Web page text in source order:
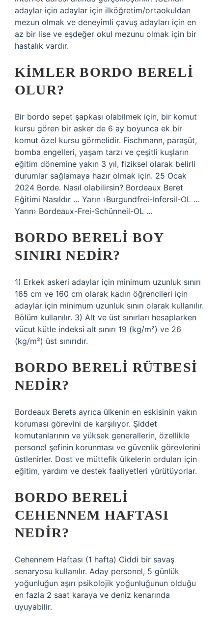
adaylar için adaylar için ilköğretim/ortaokuldan
mezun olmak ve deneyimli çavuş adayları için en
az bir lise ve eşdeğer okul mezunu olmak için bir
hastalık vardır.
KIMLER BORDO BERELI
OLUR?
Bir bordo sepet şapkası olabilmek için, bir komut
kursu gören bir asker de 6 ay boyunca ek bir
komut özel kursu görmelidir. Fischmann, paraşüt,
bomba engelleri, yaşam tarzı ve çeşitli kuşların
eğitim dönemine yakın 3 yıl, fiziksel olarak belirli
durumlar sağlamaya hazır olmak için. 25 Ocak
2024 Borde. Nasıl olabilirsin? Bordeaux Beret
Eğitimi Nasıldır … Yarın ›Burgundfrei-Infersil-OL …
Yarın› Bordeaux-Frei-Schünneil-OL …
BORDO BERELI BOY
SINIRI NEDIR?
1) Erkek askeri adaylar için minimum uzunluk sınırı
165 cm ve 160 cm olarak kadın öğrencileri için
adaylar için minimum uzunluk sınırı olarak kullanılır.
Bölüm kullanılır. 3) Alt ve üst sınırları hesaplarken
vücut kütle indeksi alt sınırı 19 (kg/m²) ve 26
(kg/m²) üst sınırıdır.
BORDO BERELI RÜTBESI
NEDIR?
Bordeaux Berets ayrıca ülkenin en eskisinin yakın
koruması görevini de karşılıyor. Şiddet
komutanlarının ve yüksek generallerin, özellikle
personel şefinin korunması ve güvenlik görevlerini
üstlenirler. Dost ve müttefik ülkelerin orduları için
eğitim, yardım ve destek faaliyetleri yürütüyorlar.
BORDO BERELI
CEHENNEM HAFTASI
NEDIR?
Cehennem Haftası (1 hafta) Ciddi bir savaş
senaryosu kullanılır. Aday personel, 5 günlük
yoğunluğun aşırı psikolojik yoğunluğunun olduğu
en fazla 2 saat karaya ve deniz kenarında
uyuyabilir.